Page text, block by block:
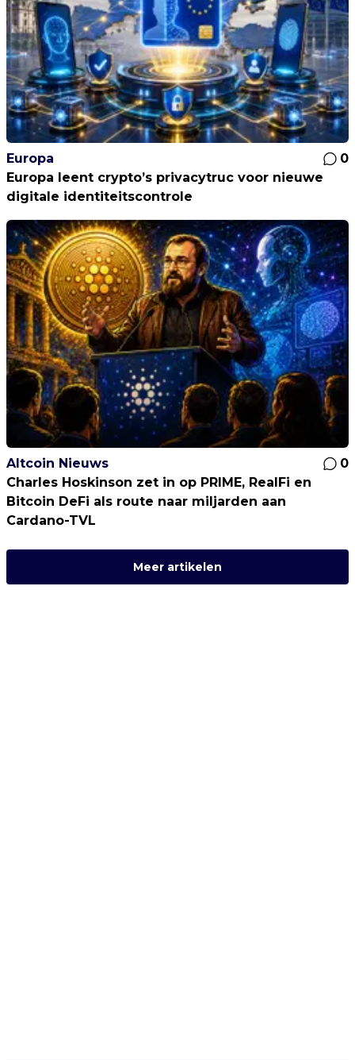
Europa
0
Europa leent crypto’s privacytruc voor nieuwe
digitale identiteitscontrole
Altcoin Nieuws
0
Charles Hoskinson zet in op PRIME, RealFi en
Bitcoin DeFi als route naar miljarden aan
Cardano-TVL
Meer artikelen